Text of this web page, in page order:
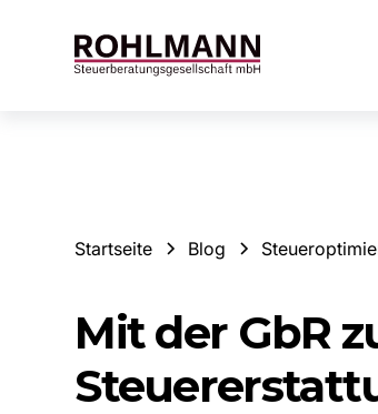
Startseite Blog
Mit der GbR